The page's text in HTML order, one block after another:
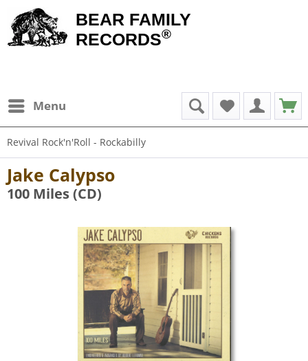
BEAR FAMILY
RECORDS®
Menu
Revival Rock'n'Roll - Rockabilly
Jake Calypso
100 Miles (CD)